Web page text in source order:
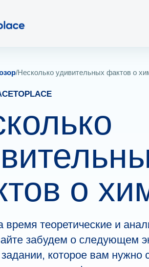
/Несколько удивительных фактов о
о
время теоретические и
забудем о следующем
которое вам нужно